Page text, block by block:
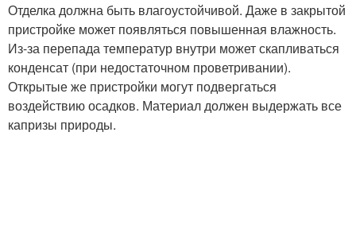
Отделка должна быть влагоустойчивой. Даже в закрытой
пристройке может появляться повышенная влажность.
Из-за перепада температур внутри может скапливаться
конденсат (при недостаточном проветривании).
Открытые же пристройки могут подвергаться
воздействию осадков. Материал должен выдержать все
капризы природы.